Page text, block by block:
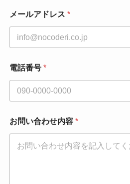
メールアドレス *
ー
ル
ス
*
同
電話番号 *
お問い合わせ内容 *